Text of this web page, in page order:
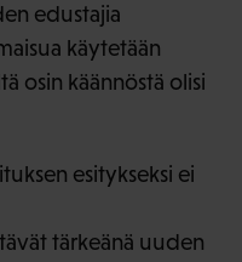
edustajia
käytetään
osin käännöstä olisi
esitykseksi ei
tärkeänä uuden